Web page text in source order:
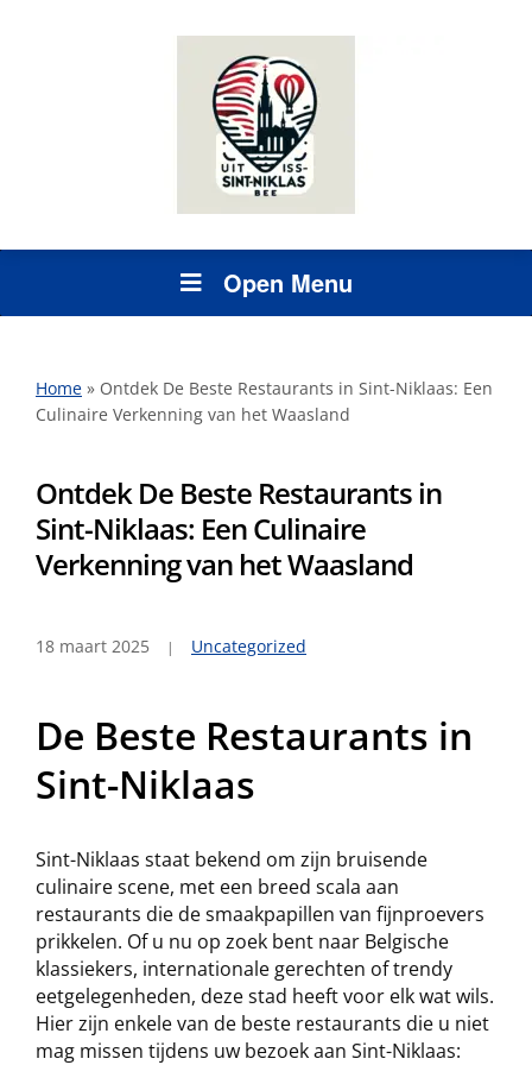
Open Menu
Home » Ontdek De Beste Restaurants in Sint-Niklaas: Een
Culinaire Verkenning van het Waasland
Ontdek De Beste Restaurants in
Sint-Niklaas: Een Culinaire
Verkenning van het Waasland
18 maart 2025 Uncategorized
De Beste Restaurants in
Sint-Niklaas
Sint-Niklaas staat bekend om zijn bruisende
culinaire scene, met een breed scala aan
restaurants die de smaakpapillen van fijnproevers
prikkelen. Of u nu op zoek bent naar Belgische
klassiekers, internationale gerechten of trendy
eetgelegenheden, deze stad heeft voor elk wat wils.
Hier zijn enkele van de beste restaurants die u niet
mag missen tijdens uw bezoek aan Sint-Niklaas: